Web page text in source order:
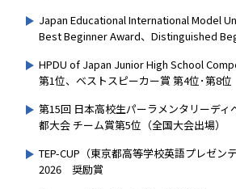
Japan Educational International Model
Best Beginner Award、Distinguished
HPDU of Japan Junior High School
第1位、ベストスピーカー賞 第4位･第8位
第15回 日本高校生パーラメンタリーディ
都大会 チーム賞第5位（全国大会出場）
TEP-CUP（東京都高等学校英語プレゼン
2026 奨励賞